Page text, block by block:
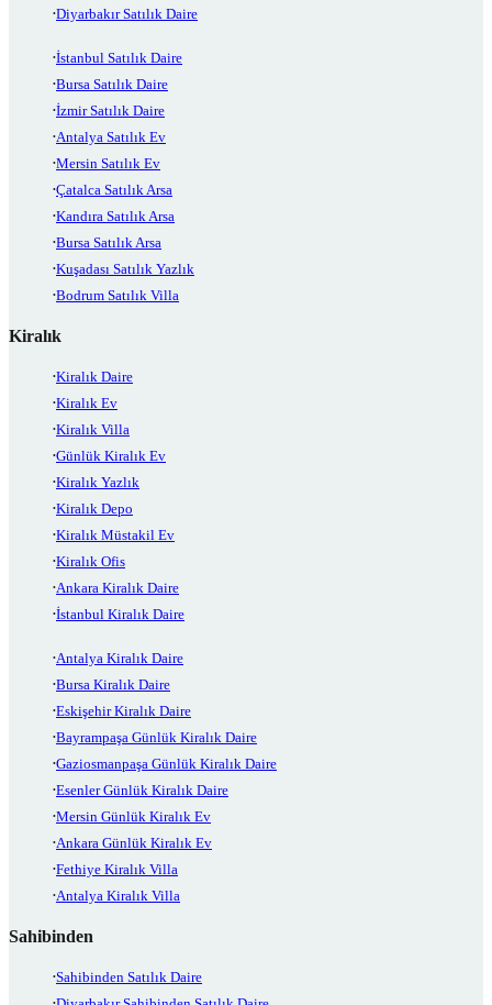
Diyarbakır Satılık Daire
İstanbul Satılık Daire
Bursa Satılık Daire
İzmir Satılık Daire
Antalya Satılık Ev
Mersin Satılık Ev
Çatalca Satılık Arsa
Kandıra Satılık Arsa
Bursa Satılık Arsa
Kuşadası Satılık Yazlık
Bodrum Satılık Villa
Kiralık
Kiralık Daire
Kiralık Ev
Kiralık Villa
Günlük Kiralık Ev
Kiralık Yazlık
Kiralık Depo
Kiralık Müstakil Ev
Kiralık Ofis
Ankara Kiralık Daire
İstanbul Kiralık Daire
Antalya Kiralık Daire
Bursa Kiralık Daire
Eskişehir Kiralık Daire
Bayrampaşa Günlük Kiralık Daire
Gaziosmanpaşa Günlük Kiralık Daire
Esenler Günlük Kiralık Daire
Mersin Günlük Kiralık Ev
Ankara Günlük Kiralık Ev
Fethiye Kiralık Villa
Antalya Kiralık Villa
Sahibinden
Sahibinden Satılık Daire